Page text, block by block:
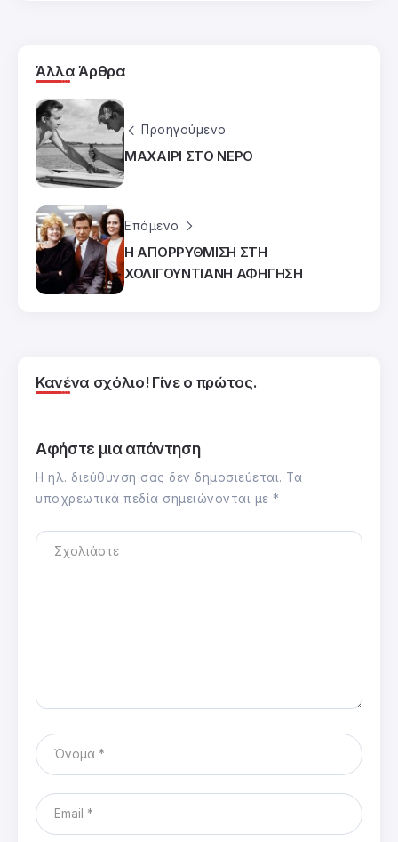
Άλλα Άρθρα
Προηγούμενο
ΜΑΧΑΙΡΙ ΣΤΟ ΝΕΡΟ
Επόμενο
Η ΑΠΟΡΡΥΘΜΙΣΗ ΣΤΗ
ΧΟΛΙΓΟΥΝΤΙΑΝΗ ΑΦΗΓΗΣΗ
Κανένα σχόλιο! Γίνε ο πρώτος.
Αφήστε μια απάντηση
Η ηλ. διεύθυνση σας δεν δημοσιεύεται. Τα
υποχρεωτικά πεδία σημειώνονται με *